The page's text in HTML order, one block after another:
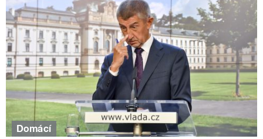
Domácí